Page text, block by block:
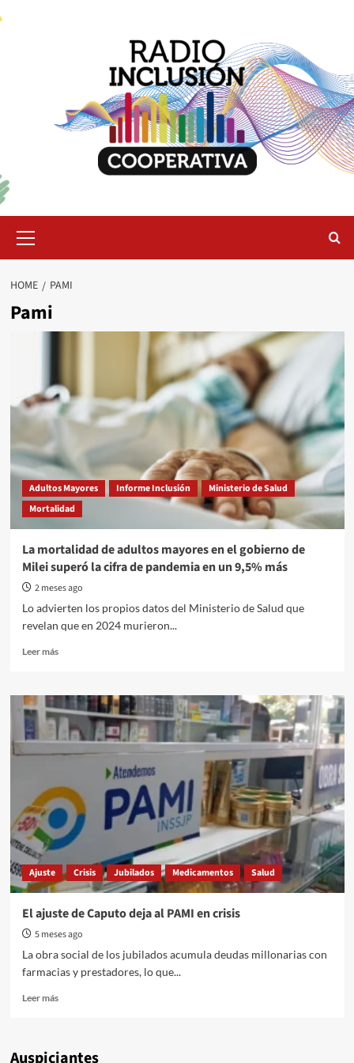
Menu
HOME PAMI
Pami
Adultos Mayores Informe Inclusión
Ministerio de Salud
Mortalidad
La mortalidad de adultos mayores en el gobierno de
Milei superó la cifra de pandemia en un 9,5% más
2 meses ago
Lo advierten los propios datos del Ministerio de Salud que
revelan que en 2024 murieron...
Leer másRead
La
mortalidad
de
adultos
mayores
el
gobierno
de
Milei
superó
cifra
de
en
un
9,5%
Ajuste Crisis Jubilados Medicamentos Salud
El ajuste de Caputo deja al PAMI en crisis
5 meses ago
La obra social de los jubilados acumula deudas millonarias con
farmacias y prestadores, lo que...
Leer másRead
ajuste
Auspiciantes